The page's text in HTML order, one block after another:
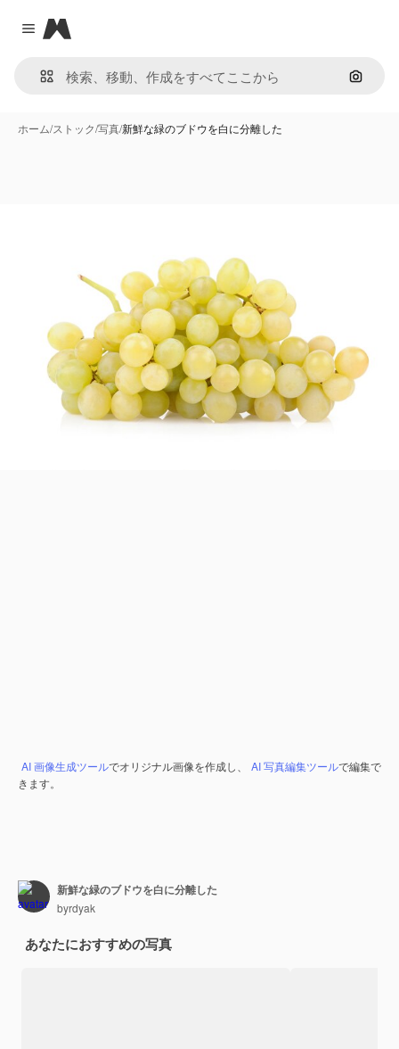
Close menu
Magnific
画像で
ホーム/ストック/写真/新鮮な緑のブドウを白に分離した
AI 画像生成ツールでオリジナル画像を作成し、 AI 写真編集ツールで編集で
きます。
新鮮な緑のブドウを白に分離した
byrdyak
あなたにおすすめの写真